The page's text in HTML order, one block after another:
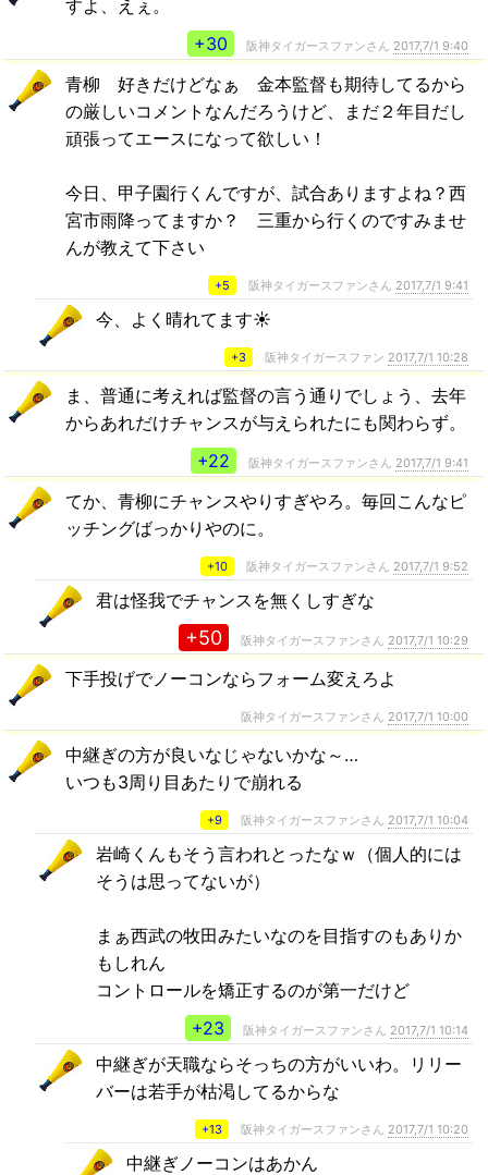
すよ、えぇ。
+30
阪神タイガースファンさん 2017,7/1 9:40
青柳 好きだけどなぁ 金本監督も期待してるから
の厳しいコメントなんだろうけど、まだ２年目だし
頑張ってエースになって欲しい！
今日、甲子園行くんですが、試合ありますよね？西
宮市雨降ってますか？ 三重から行くのですみませ
んが教えて下さい
+5 阪神タイガースファンさん 2017,7/1 9:41
今、よく晴れてます☀
+3 阪神タイガースファン 2017,7/1 10:28
ま、普通に考えれば監督の言う通りでしょう、去年
からあれだけチャンスが与えられたにも関わらず。
+22
阪神タイガースファンさん 2017,7/1 9:41
てか、青柳にチャンスやりすぎやろ。毎回こんなピ
ッチングばっかりやのに。
+10 阪神タイガースファンさん 2017,7/1 9:52
君は怪我でチャンスを無くしすぎな
+50 阪神タイガースファンさん 2017,7/1 10:29
下手投げでノーコンならフォーム変えろよ
阪神タイガースファンさん 2017,7/1 10:00
中継ぎの方が良いなじゃないかな～…
いつも3周り目あたりで崩れる
+9 阪神タイガースファンさん 2017,7/1 10:04
岩崎くんもそう言われとったなｗ（個人的には
そうは思ってないが）
まぁ西武の牧田みたいなのを目指すのもありか
もしれん
コントロールを矯正するのが第一だけど
+23
阪神タイガースファンさん 2017,7/1 10:14
中継ぎが天職ならそっちの方がいいわ。リリー
バーは若手が枯渇してるからな
+13 阪神タイガースファンさん 2017,7/1 10:20
中継ぎノーコンはあかん